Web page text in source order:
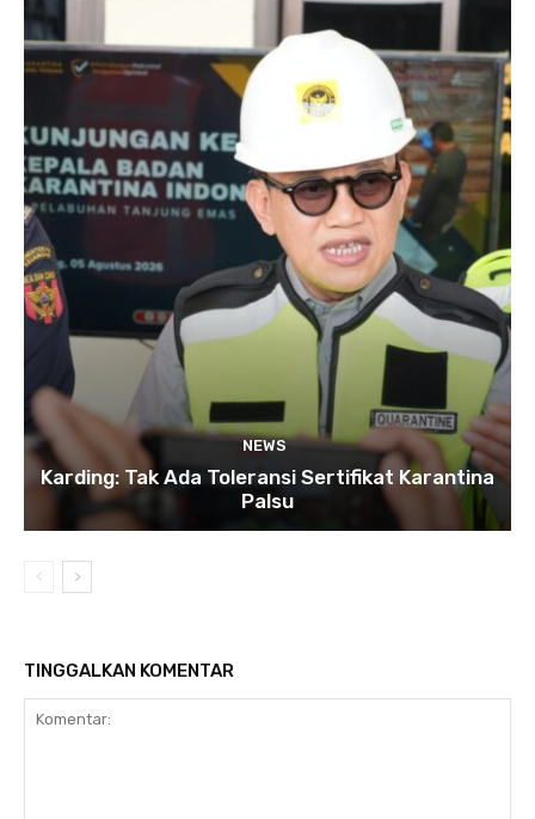
NEWS
Karding: Tak Ada Toleransi Sertifikat Karantina
Palsu
TINGGALKAN KOMENTAR